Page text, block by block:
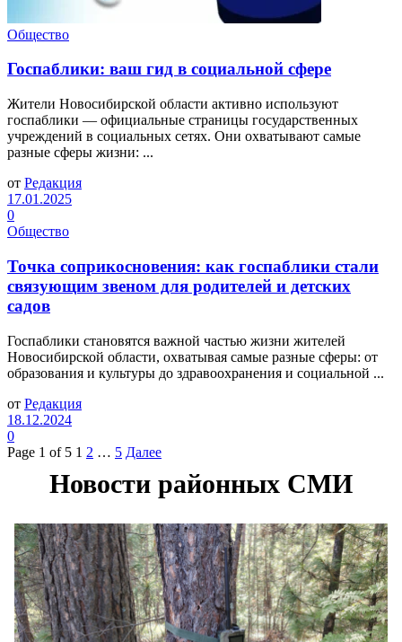
Общество
Госпаблики: ваш гид в социальной сфере
Жители Новосибирской области активно используют
госпаблики — официальные страницы государственных
учреждений в социальных сетях. Они охватывают самые
разные сферы жизни: ...
от Редакция
17.01.2025
0
Общество
Точка соприкосновения: как госпаблики стали
связующим звеном для родителей и детских
садов
Госпаблики становятся важной частью жизни жителей
Новосибирской области, охватывая самые разные сферы: от
образования и культуры до здравоохранения и социальной ...
от Редакция
18.12.2024
0
Page 1 of 5 1 2 … 5 Далее